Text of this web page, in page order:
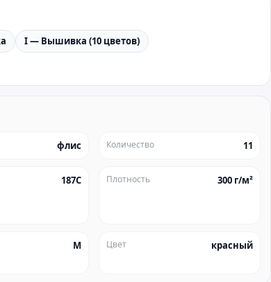
I — Вышивка (10 цветов)
флис Количество 11
187C Плотность 300 г/м²
M Цвет красный